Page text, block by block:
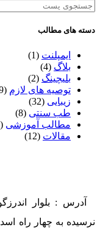
دسته های مطالب
ایمپلنت (1)
بلاگ (4)
بلیچینگ (2)
توصیه های لازم (9)
زیبایی (32)
طب سنتی (8)
مطالب آموزشی (15)
مقالات (12)
آدرس : بلوار